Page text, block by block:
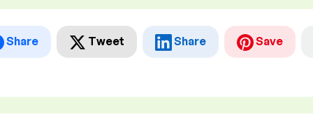
Share Tweet Share Save